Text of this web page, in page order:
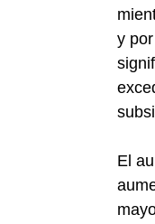
y
El